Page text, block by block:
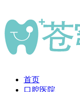
首页
口腔医院